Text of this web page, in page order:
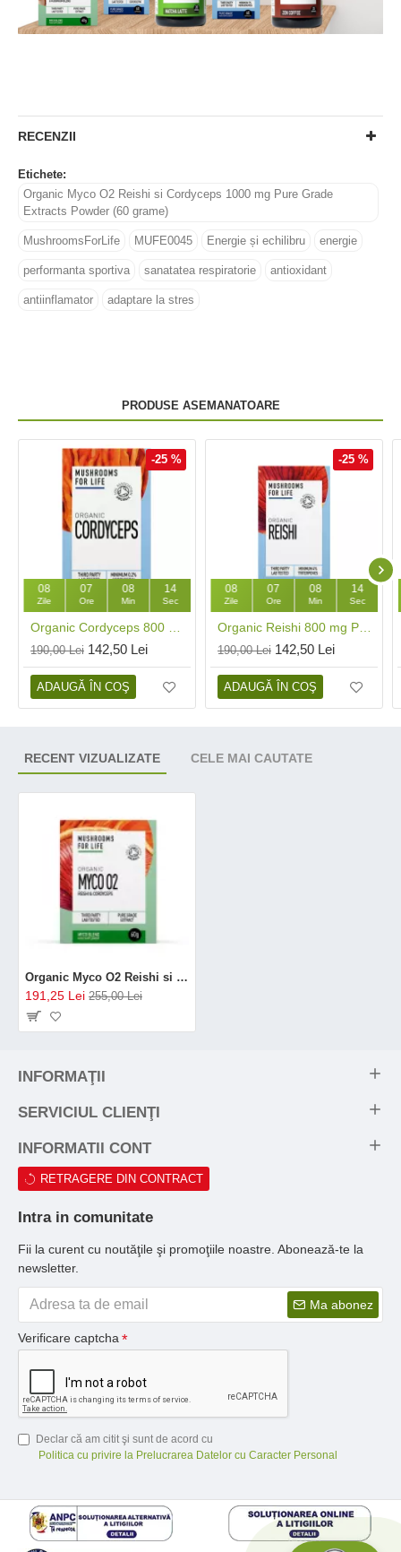
RECENZII
Etichete:
Organic Myco O2 Reishi si Cordyceps 1000 mg Pure Grade
Extracts Powder (60 grame)
MushroomsForLife MUFE0045 Energie și echilibru energie
performanta sportiva sanatatea respiratorie antioxidant
antiinflamator adaptare la stres
PRODUSE ASEMANATOARE
-25 %
08
Zile
07
Ore
08
Min
13
Sec
190,00 Lei 142,50 Lei
ADAUGĂ ÎN COŞ
-25 %
08
Zile
07
Ore
08
Min
13
Sec
190,00 Lei 142,50 Lei
ADAUGĂ ÎN COŞ
RECENT VIZUALIZATE CELE MAI CAUTATE
Organic Myco O2 Reishi si Cordyceps 1000 mg Pure Grade Extracts Powder (60 grame), MushroomsForLife
191,25 Lei 255,00 Lei
INFORMAŢII
SERVICIUL CLIENŢI
INFORMATII CONT
RETRAGERE DIN CONTRACT
Intra in comunitate
Fii la curent cu noutăţile şi promoţiile noastre. Abonează-te la
newsletter.
Ma abonez
Verificare captcha
Declar că am citit şi sunt de acord cu
Politica cu privire la Prelucrarea Datelor cu Caracter Personal